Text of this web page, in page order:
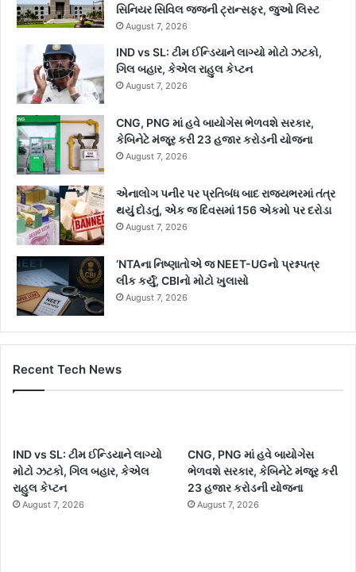
સિનિયર સિવિલ જજની ટ્રાન્સફર, જુઓ લિસ્ટ
August 7, 2026
IND vs SL: ટીમ ઈન્ડિયાને લાગ્યો મોટો ઝટકો,
ગિલ બહાર, કેએલ રાહુલ કેપ્ટન
August 7, 2026
CNG, PNG માં હવે બાયોગેસ ભેળવશે સરકાર,
કેબિનેટે મંજૂર કરી 23 હજાર કરોડની યોજના
August 7, 2026
એનાલોગ પનીર પર પ્રતિબંધ બાદ રાજ્યભરમાં તંત્ર
થયું દોડતું, એક જ દિવસમાં 156 એકમો પર દરોડા
August 7, 2026
‘NTAના નિષ્ણાતોએ જ NEET-UGનો પ્રશ્નપત્ર
લીક કર્યું’, CBIનો મોટો ખુલાસો
August 7, 2026
Recent Tech News
IND vs SL: ટીમ ઈન્ડિયાને લાગ્યો
મોટો ઝટકો, ગિલ બહાર, કેએલ
રાહુલ કેપ્ટન
August 7, 2026
CNG, PNG માં હવે બાયોગેસ
ભેળવશે સરકાર, કેબિનેટે મંજૂર કરી
23 હજાર કરોડની યોજના
August 7, 2026